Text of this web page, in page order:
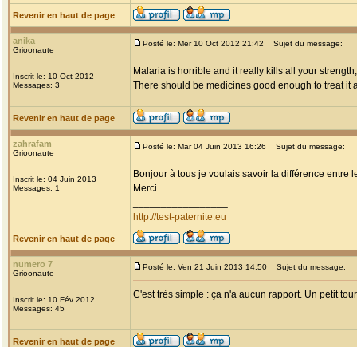
Revenir en haut de page
anika
Grioonaute
Inscrit le: 10 Oct 2012
Messages: 3
Posté le: Mer 10 Oct 2012 21:42 Sujet du message:
Malaria is horrible and it really kills all your
There should be medicines good enough to treat it
Revenir en haut de page
zahrafam
Grioonaute
Inscrit le: 04 Juin 2013
Messages: 1
Posté le: Mar 04 Juin 2013 16:26 Sujet du message:
Bonjour à tous je voulais savoir la différence entre
Merci.
http://test-paternite.eu
Revenir en haut de page
numero 7
Grioonaute
Inscrit le: 10 Fév 2012
Messages: 45
Posté le: Ven 21 Juin 2013 14:50 Sujet du message:
C'est très simple : ça n'a aucun rapport. Un petit
Revenir en haut de page